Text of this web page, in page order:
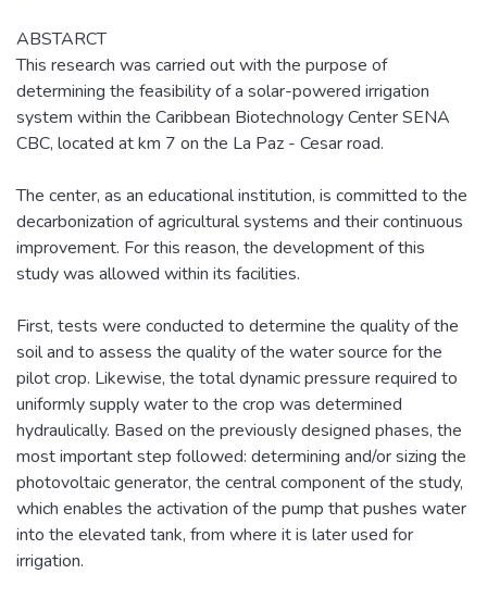
ABSTARCT
This research was carried out with the purpose of
determining the feasibility of a solar-powered irrigation
system within the Caribbean Biotechnology Center SENA
CBC, located at km 7 on the La Paz - Cesar road.
The center, as an educational institution, is committed to the
decarbonization of agricultural systems and their continuous
improvement. For this reason, the development of this
study was allowed within its facilities.
First, tests were conducted to determine the quality of the
soil and to assess the quality of the water source for the
pilot crop. Likewise, the total dynamic pressure required to
uniformly supply water to the crop was determined
hydraulically. Based on the previously designed phases, the
most important step followed: determining and/or sizing the
photovoltaic generator, the central component of the study,
which enables the activation of the pump that pushes water
into the elevated tank, from where it is later used for
irrigation.